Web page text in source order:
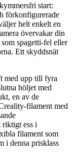
start:
förkonfigurerade
helt enkelt en
övervakar din
spagetti-fel eller
Ett skyddsnät
med upp till fyra
höljet med
en av de
filament med
riktigt ess i
filament som
i denna prisklass